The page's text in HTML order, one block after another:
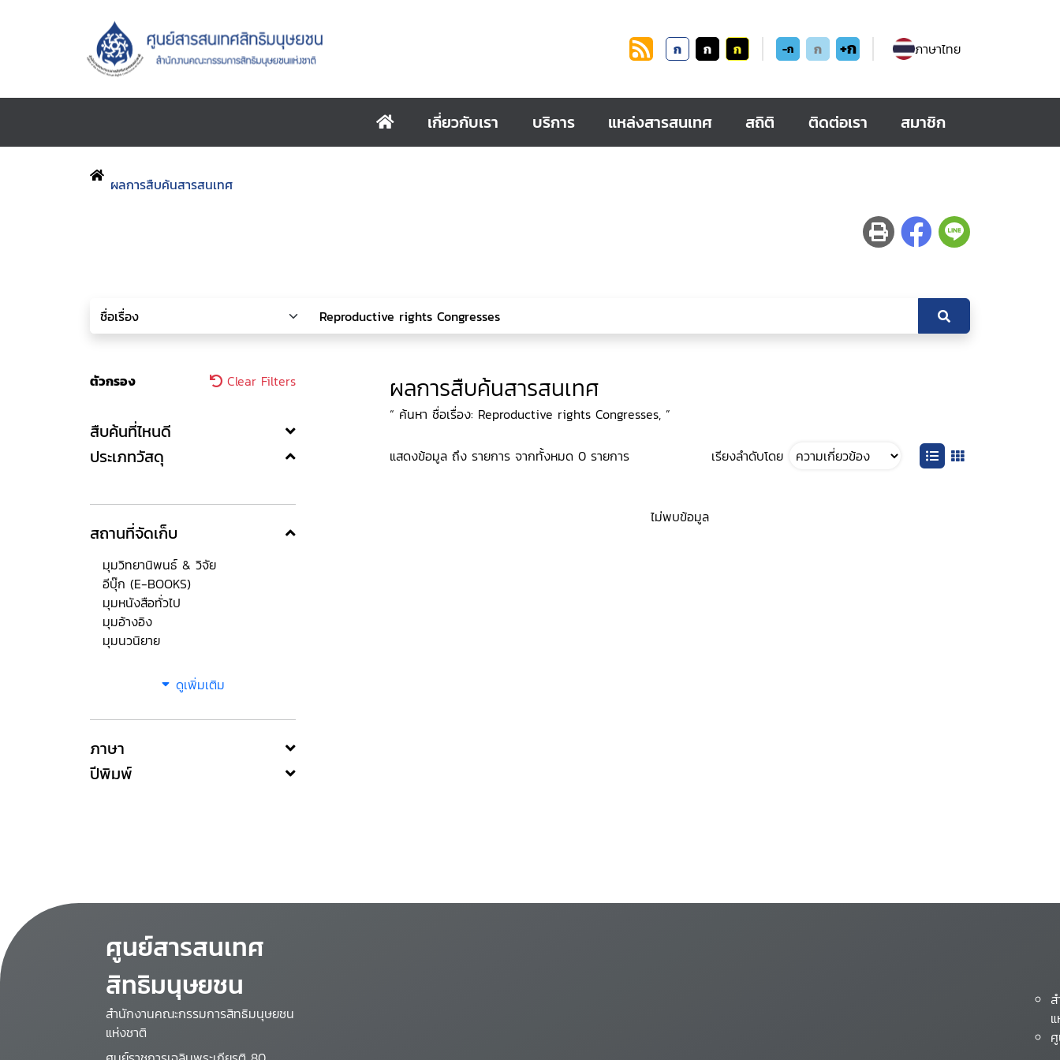
ก ก ก -ก ก +ก ภาษาไทย
เกี่ยวกับเรา บริการ แหล่งสารสนเทศ สถิติ ติดต่อเรา สมาชิก
ผลการสืบค้นสารสนเทศ
ตัวกรอง Clear Filters
สืบค้นที่ไหนดี
ประเภทวัสดุ
สถานที่จัดเก็บ
มุมวิทยานิพนธ์ & วิจัย
อีบุ๊ก (E-BOOKS)
มุมหนังสือทั่วไป
มุมอ้างอิง
มุมนวนิยาย
ดูเพิ่มเติม
ภาษา
ปีพิมพ์
ผลการสืบค้นสารสนเทศ
“ ค้นหา ชื่อเรื่อง: Reproductive rights Congresses, ”
แสดงข้อมูล ถึง รายการ จากทั้งหมด 0 รายการ เรียงลำดับโดย
ไม่พบข้อมูล
ศูนย์สารสนเทศ
สิทธิมนุษยชน
สำนักงานคณะกรรมการสิทธิมนุษยชน
แห่งชาติ